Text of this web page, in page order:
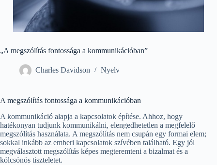
„A megszólítás fontossága a kommunikációban”
Charles Davidson Nyelv
A megszólítás fontossága a kommunikációban
A kommunikáció alapja a kapcsolatok építése. Ahhoz, hogy
hatékonyan tudjunk kommunikálni, elengedhetetlen a megfelelő
megszólítás használata. A megszólítás nem csupán egy formai elem;
sokkal inkább az emberi kapcsolatok szívében található. Egy jól
megválasztott megszólítás képes megteremteni a bizalmat és a
kölcsönös tiszteletet.